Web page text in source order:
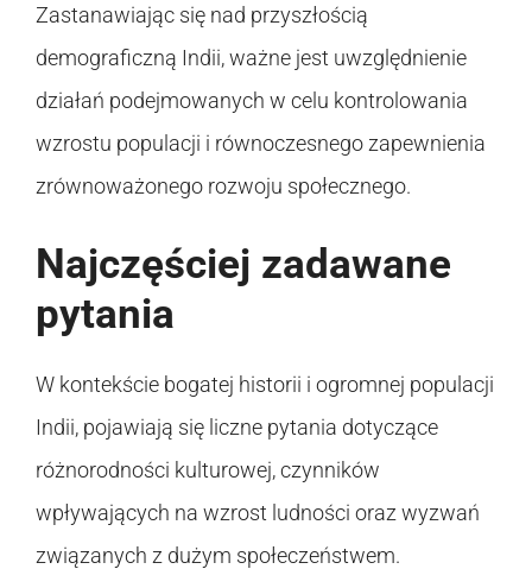
Zastanawiając się nad przyszłością
demograficzną Indii, ważne jest uwzględnienie
działań podejmowanych w celu kontrolowania
wzrostu populacji i równoczesnego zapewnienia
zrównoważonego rozwoju społecznego.
Najczęściej zadawane
pytania
W kontekście bogatej historii i ogromnej populacji
Indii, pojawiają się liczne pytania dotyczące
różnorodności kulturowej, czynników
wpływających na wzrost ludności oraz wyzwań
związanych z dużym społeczeństwem.